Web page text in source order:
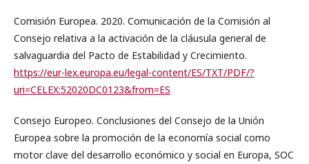
Comisión Europea. 2020. Comunicación de la Comisión al
Consejo relativa a la activación de la cláusula general de
salvaguardia del Pacto de Estabilidad y Crecimiento.
https://eur-lex.europa.eu/legal-content/ES/TXT/PDF/?
uri=CELEX:52020DC0123&from=ES
Consejo Europeo. Conclusiones del Consejo de la Unión
Europea sobre la promoción de la economía social como
motor clave del desarrollo económico y social en Europa, SOC